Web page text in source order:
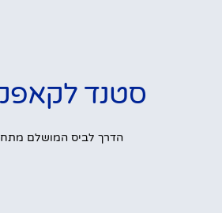
סטנד
הדרך לביס המושלם